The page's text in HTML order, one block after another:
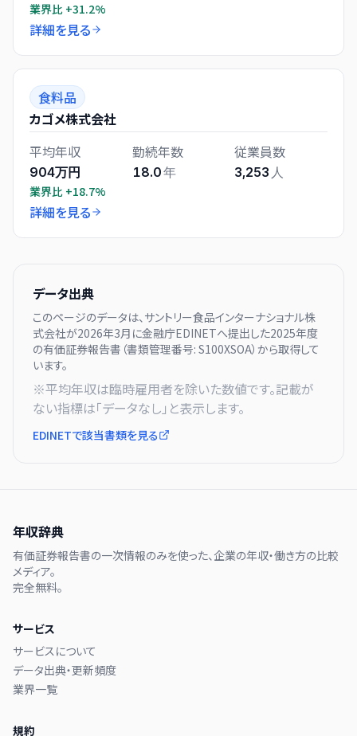
業界比 +31.2%
詳細を見る
食料品
カゴメ株式会社
平均年収
904万円
業界比 +18.7%
勤続年数
18.0年
従業員数
3,253 人
詳細を見る
データ出典
このページのデータは、サントリー食品インターナショナル株
式会社が2026年3月に金融庁EDINETへ提出した2025年度
の有価証券報告書（書類管理番号: S100XSOA）から取得して
います。
※平均年収は臨時雇用者を除いた数値です。記載が
ない指標は「データなし」と表示します。
EDINETで該当書類を見る
年収辞典
有価証券報告書の一次情報のみを使った、企業の年収・働き方の比較
メディア。
完全無料。
サービス
サービスについて
データ出典・更新頻度
業界一覧
規約